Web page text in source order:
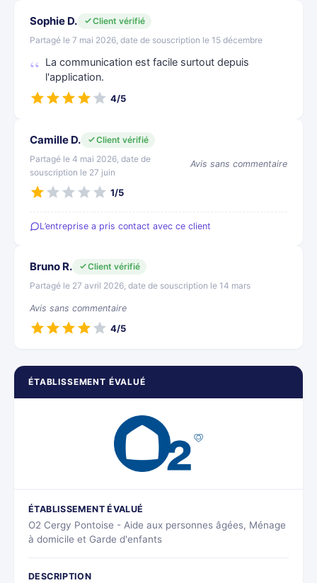
ÉTABLISSEMENT ÉVALUÉ
ÉTABLISSEMENT ÉVALUÉ
O2 Cergy Pontoise - Aide aux personnes âgées, Ménage
à domicile et Garde d'enfants
DESCRIPTION
Sophie D.
Client vérifié
Partagé le 7 mai 2026, date de souscription le 15 décembre
La communication est facile surtout depuis
l'application.
4/5
Camille D.
Client vérifié
Partagé le 4 mai 2026, date de
souscription le 27 juin
Avis sans commentaire
1/5
L’entreprise a pris contact avec ce client
Bruno R.
Client vérifié
Partagé le 27 avril 2026, date de souscription le 14 mars
Avis sans commentaire
4/5